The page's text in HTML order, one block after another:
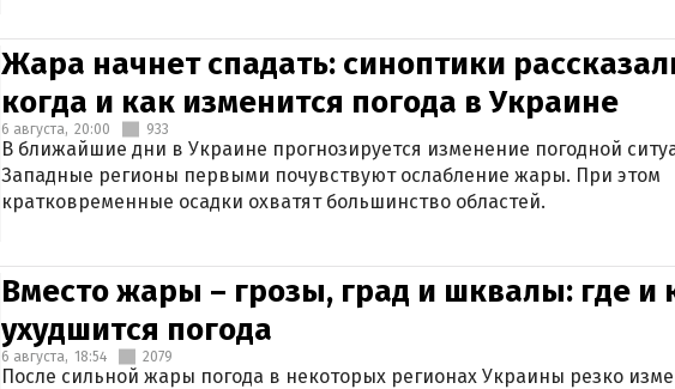
Жара начнет спадать: синоптики
когда и как изменится погода в Украине
6 августа, 20:00 933
В ближайшие дни в Украине прогнозируется изменение погодной
Западные регионы первыми почувствуют ослабление жары. При этом
кратковременные осадки охватят большинство областей.
Вместо жары – грозы, град и шквалы: где и
ухудшится погода
6 августа, 18:54 2079
После сильной жары погода в некоторых регионах Украины резко